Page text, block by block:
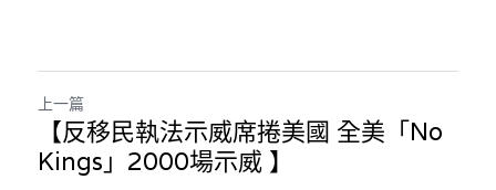
上一篇
【反移民執法示威席捲美國 全美「No
Kings」2000場示威 】